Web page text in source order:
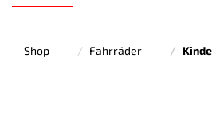
Shop Fahrräder